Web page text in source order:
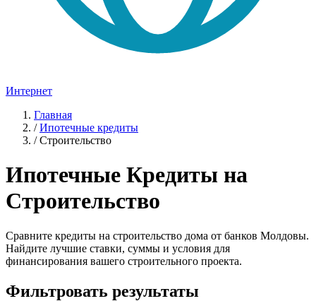
Интернет
Главная
/ Ипотечные кредиты
/ Строительство
Ипотечные Кредиты на
Строительство
Сравните кредиты на строительство дома от банков Молдовы.
Найдите лучшие ставки, суммы и условия для
финансирования вашего строительного проекта.
Фильтровать результаты